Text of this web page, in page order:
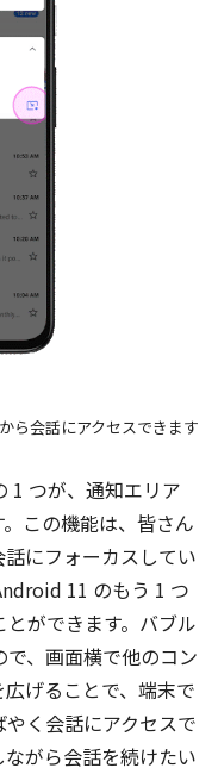
ら会話にアクセスできます
1 つが、通知エリア
この機能は、皆さん
にフォーカスしてい
11 のもう 1 つ
とができます。バブル
、画面横で他のコン
げることで、端末で
く会話にアクセスで
がら会話を続けたい